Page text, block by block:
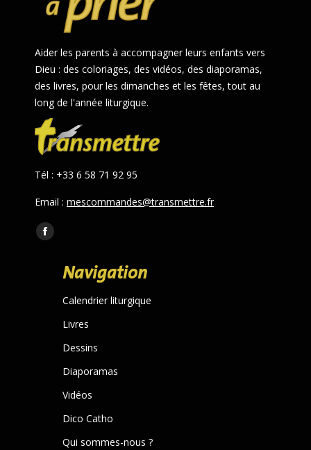
Aider les parents à accompagner leurs enfants vers
Dieu : des coloriages, des vidéos, des diaporamas,
des livres, pour les dimanches et les fêtes, tout au
long de l'année liturgique.
Tél : +33 6 58 71 92 95
Email : mescommandes@transmettre.fr
Trouvez nous sur :
Facebook
opens
window
Navigation
Calendrier liturgique
Livres
Dessins
Diaporamas
Vidéos
Dico Catho
Qui sommes-nous ?